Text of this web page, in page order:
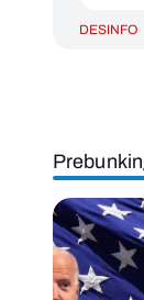
DESINFO